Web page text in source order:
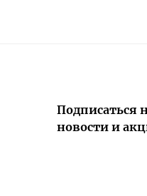
Подписаться
новости и